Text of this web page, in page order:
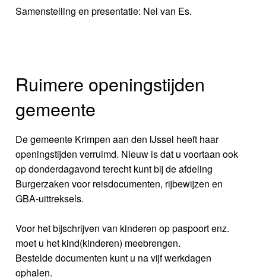
Samenstelling en presentatie: Nel van Es.
Ruimere openingstijden
gemeente
De gemeente Krimpen aan den IJssel heeft haar
openingstijden verruimd. Nieuw is dat u voortaan ook
op donderdagavond terecht kunt bij de afdeling
Burgerzaken voor reisdocumenten, rijbewijzen en
GBA-uittreksels.
Voor het bijschrijven van kinderen op paspoort enz.
moet u het kind(kinderen) meebrengen.
Bestelde documenten kunt u na vijf werkdagen
ophalen.